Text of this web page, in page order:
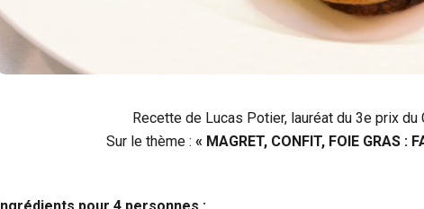
Recette de Lucas Potier, lauréat du 3e prix du
Sur le thème : « MAGRET, CONFIT, FOIE GRAS :